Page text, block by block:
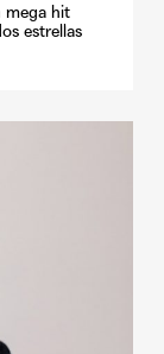
mega hit
estrellas